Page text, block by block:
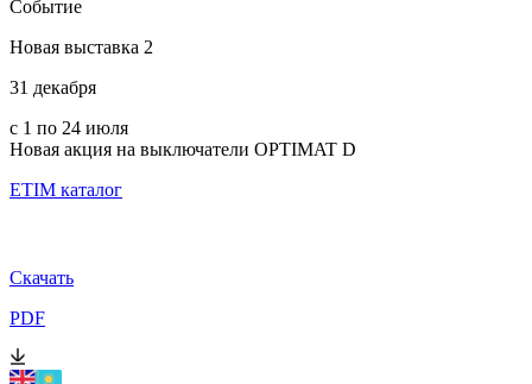
Событие
Новая выставка 2
31 декабря
с 1 по 24 июля
Новая акция на выключатели OPTIMAT D
ETIM каталог
Скачать
PDF